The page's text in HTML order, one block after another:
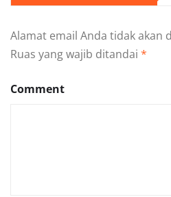
Alamat email Anda tidak akan
Ruas yang wajib ditandai *
Comment